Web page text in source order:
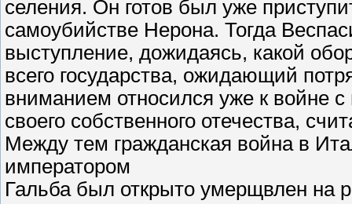
селения. Он готов был уже
самоубийстве Нерона. Тогда
выступление, дожидаясь, какой
всего государства, ожидающий
вниманием относился уже к войне
своего собственного отечества,
Между тем гражданская война в
императором
Гальба был открыто умерщвлен на